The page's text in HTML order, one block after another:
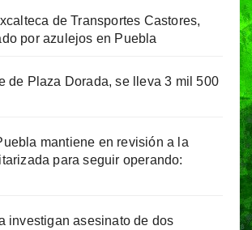
de Transportes Castores,
por azulejos en Puebla
de Plaza Dorada, se lleva 3 mil 500
mantiene en revisión a la
para seguir operando:
investigan asesinato de dos